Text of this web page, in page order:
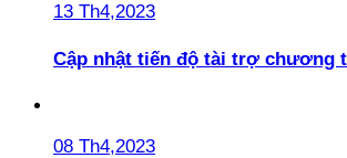
13 Th4,2023
Cập nhật tiến độ tài trợ chương
08 Th4,2023